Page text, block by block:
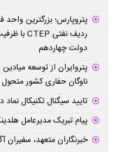
پتروپارس؛ بزرگترین
دولت چهاردهم
ناوگان حفاری کشور
تایید سیگنال تکنیکال
پیام تبریک مدیرعامل
خبرنگاران متعهد،